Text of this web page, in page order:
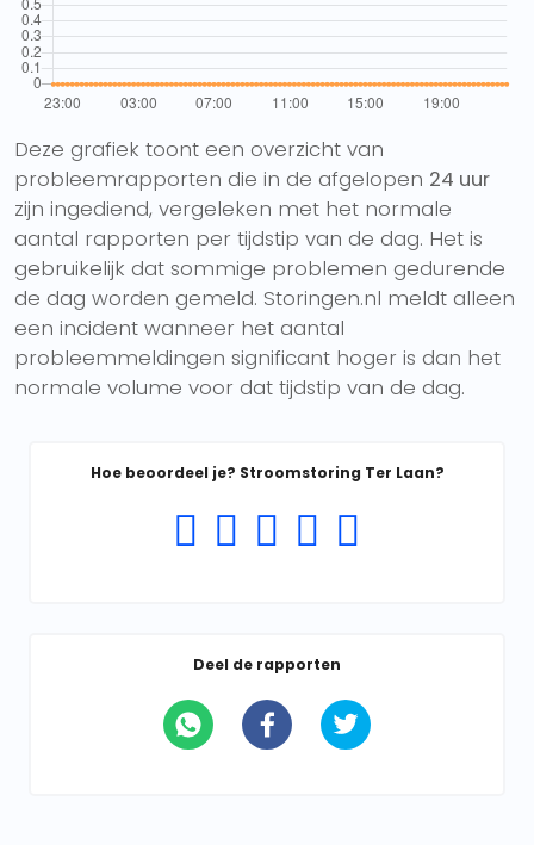
Deze grafiek toont een overzicht van
probleemrapporten die in de afgelopen 24 uur
zijn ingediend, vergeleken met het normale
aantal rapporten per tijdstip van de dag. Het is
gebruikelijk dat sommige problemen gedurende
de dag worden gemeld. Storingen.nl meldt alleen
een incident wanneer het aantal
probleemmeldingen significant hoger is dan het
normale volume voor dat tijdstip van de dag.
Hoe beoordeel je? Stroomstoring Ter Laan?
Deel de rapporten